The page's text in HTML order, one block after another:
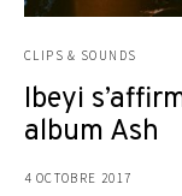
CLIPS & SOUNDS
Ibeyi
album Ash
4 OCTOBRE 2017